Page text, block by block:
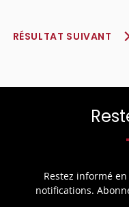
RÉSULTAT SUIVANT
Restez informé
notifications.